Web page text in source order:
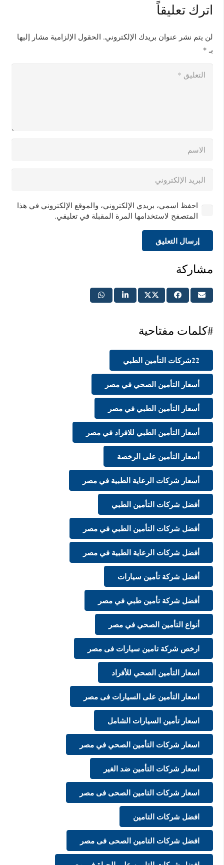
اترك تعليقاً
لن يتم نشر عنوان بريدك الإلكتروني. الحقول الإلزامية مشار إليها
بـ *
احفظ اسمي، بريدي الإلكتروني، والموقع الإلكتروني في هذا
المتصفح لاستخدامها المرة المقبلة في تعليقي.
إرسال التعليق
مشاركة
#كلمات مفتاحية
22شركات التأمين الطبي
أسعار التأمين الصحي في مصر
أسعار التأمين الطبي في مصر
أسعار التأمين الطبي للافراد في مصر
أسعار التأمين على الرخصة
أسعار شركات الرعاية الطبية في مصر
أفضل شركات التأمين الطبي
أفضل شركات التأمين الطبي في مصر
أفضل شركات الرعاية الطبية في مصر
أفضل شركة تأمين سيارات
أفضل شركة تأمين طبي في مصر
أنواع التأمين الصحي في مصر
ارخص شركة تامين سيارات فى مصر
اسعار التأمين الصحي للأفراد
اسعار التأمين على السيارات فى مصر
اسعار تأمين السيارات الشامل
اسعار شركات التأمين الصحي في مصر
اسعار شركات التأمين ضد الغير
اسعار شركات التامين الصحى فى مصر
افضل شركات التامين
افضل شركات التامين الصحى فى مصر